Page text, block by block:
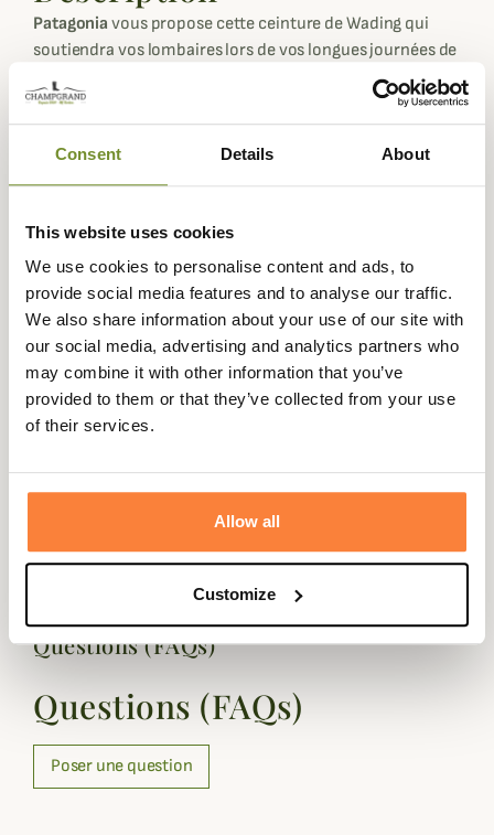
Consent Details About
This website uses cookies
We use cookies to personalise content and ads, to
provide social media features and to analyse our traffic.
We also share information about your use of our site with
our social media, advertising and analytics partners who
may combine it with other information that you’ve
provided to them or that they’ve collected from your use
of their services.
Allow all
Customize
Patagonia vous propose cette ceinture de Wading qui
soutiendra vos lombaires lors de vos longues journées de
wading et s'intégrera parfaitement à vos waders de la
même marque.
préformée vient se fixer sur l'avant à l'aide d'un clips et
s'ajuste sur les côtés. Elle possède aussi pour y glisser
Disponible en deux tailles, elle s'ajustera à toutes les
morphologies. La taille S conviendra à un tour de taille
allant jusqu'à 86 cm et la taille L à un tour de taille de
102cm.
Fiche technique
Composition
Gramme
Polyester
Questions (FAQs)
Questions (FAQs)
Poser une question